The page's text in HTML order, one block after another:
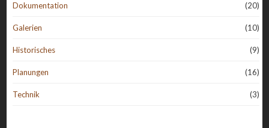
Dokumentation (20)
Galerien (10)
Historisches (9)
Planungen (16)
Technik (3)